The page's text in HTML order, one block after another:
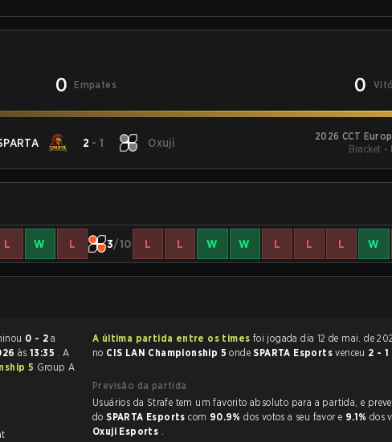
0 Empates 0
2 -1 Oxuji
2026 CCT
Bracket -
L W L 3/10 L L W W L L L W
terminou 0 - 2a
às 13:35 . A
5 Group A
A última partida entre os times
no CIS LAN Championship 5ondeSPARTA Esportsvenceu 2 - 1
Previsão da partida
Usuários da Strafe tem um favorito absoluto para a partida, e preveem a vitória
doSPARTA Esportscom 90.9%dos votos a seu favor e 9.1% dos
Oxuji Esports .